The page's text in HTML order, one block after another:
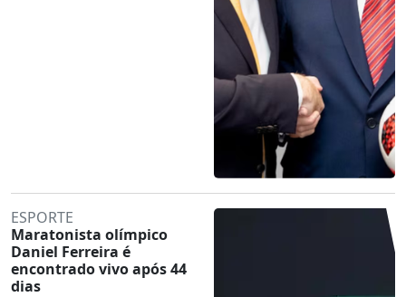
ESPORTE
Maratonista olímpico
Daniel Ferreira é
encontrado vivo após 44
dias